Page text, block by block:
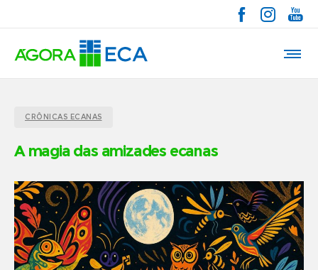
CRÔNICAS ECANAS
A magia das amizades ecanas